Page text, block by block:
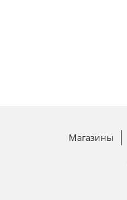
Магазины